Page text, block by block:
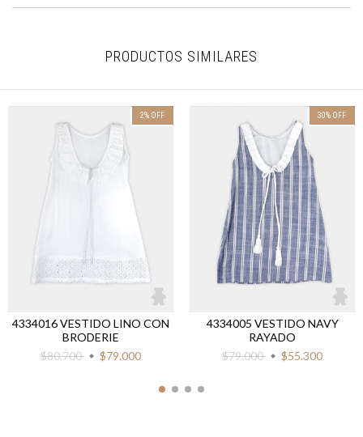
PRODUCTOS SIMILARES
2% OFF
4334016 VESTIDO LINO CON
BRODERIE
$80.700
$79.000
30% OFF
4334005 VESTIDO NAVY
RAYADO
$79.000
$55.300